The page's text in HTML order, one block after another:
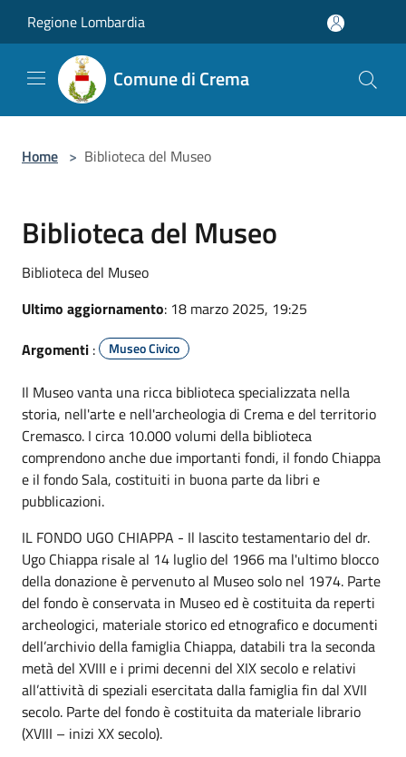
Regione Lombardia
Comune di Crema
Home > Biblioteca del Museo
Biblioteca del Museo
Biblioteca del Museo
Ultimo aggiornamento: 18 marzo 2025, 19:25
Argomenti : Museo Civico
Il Museo vanta una ricca biblioteca specializzata nella
storia, nell'arte e nell'archeologia di Crema e del territorio
Cremasco. I circa 10.000 volumi della biblioteca
comprendono anche due importanti fondi, il fondo Chiappa
e il fondo Sala, costituiti in buona parte da libri e
pubblicazioni.
IL FONDO UGO CHIAPPA - Il lascito testamentario del dr.
Ugo Chiappa risale al 14 luglio del 1966 ma l'ultimo blocco
della donazione è pervenuto al Museo solo nel 1974. Parte
del fondo è conservata in Museo ed è costituita da reperti
archeologici, materiale storico ed etnografico e documenti
dell’archivio della famiglia Chiappa, databili tra la seconda
metà del XVIII e i primi decenni del XIX secolo e relativi
all’attività di speziali esercitata dalla famiglia fin dal XVII
secolo. Parte del fondo è costituita da materiale librario
(XVIII – inizi XX secolo).